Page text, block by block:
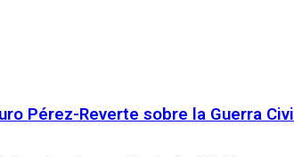
Pérez-Reverte sobre la Guerra Civil